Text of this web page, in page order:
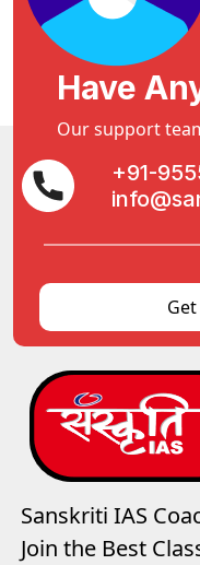
Have
Our support
+91-
Sanskriti IAS
Join the Best